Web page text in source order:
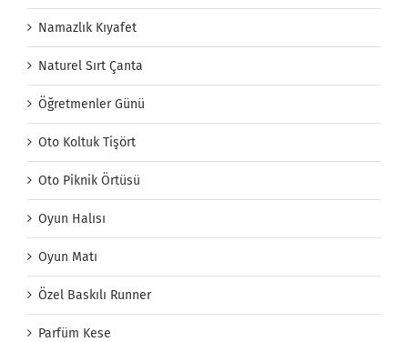
Namazlık Kıyafet
Naturel Sırt Çanta
Öğretmenler Günü
Oto Koltuk Tişört
Oto Piknik Örtüsü
Oyun Halısı
Oyun Matı
Özel Baskılı Runner
Parfüm Kese